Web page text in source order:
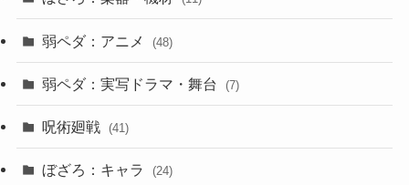
弱ペダ：アニメ (48)
弱ペダ：実写ドラマ・舞台 (7)
呪術廻戦 (41)
ぼざろ：キャラ (24)